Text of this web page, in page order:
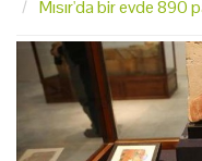
Mısır'da bir evde 890